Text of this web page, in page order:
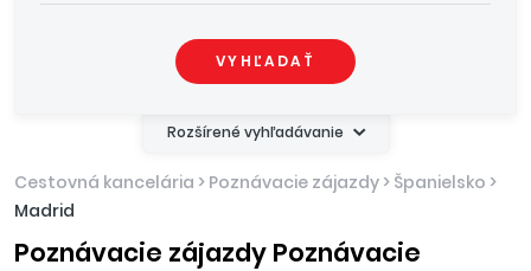
Rozšírené vyhľadávanie
VYHĽADAŤ
Cestovná kancelária > Poznávacie zájazdy > Španielsko >
Madrid
Poznávacie zájazdy Poznávacie